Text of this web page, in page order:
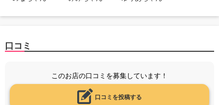
口コミ
このお店の口コミを募集しています！
口コミを投稿する